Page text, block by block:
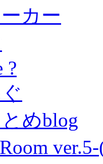
カー
?
めblog